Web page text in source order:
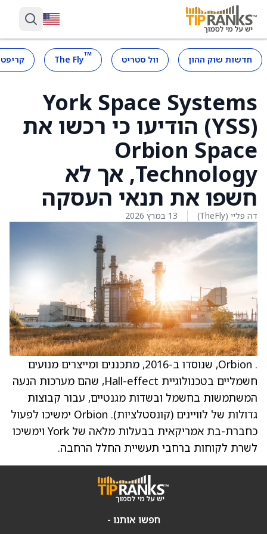
חדשות שוק ההון וול סטריט ™
The Fly
York Space Systems
(YSS) הודיעו כי רכשו את
Orbion Space
Technology, אך לא
חשפו את תנאי העסקה
דה פליי (TheFly) 13 במרץ 2026
. Orbion, שנוסדו ב-2016, מתכננים ומייצרים מנועים
חשמליים בטכנולוגיית Hall-effect, שהם מערכות הנעה
המשתמשות בחשמל ובשדות מגנטיים, עבור קבוצות
גדולות של לוויינים (קונסטלציות). Orbion ימשיכו לפעול
כחברת-בת אמריקאית בבעלות מלאה של York וימשיכו
לשרת לקוחות ברחבי תעשיית החלל הרחבה.
חפשו אותנו -